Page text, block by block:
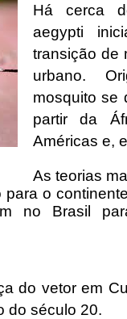
Há cerca
aegypti
transição de
urbano.
mosquito se
partir da
Américas e,
As teorias
o
no Brasil
do vetor em
do século 20.